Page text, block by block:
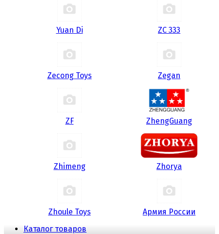
Yuan Di ZC 333
Zecong Toys Zegan
ZF ZhengGuang
Zhimeng Zhorya
Zhoule Toys
Армия России
Каталог товаров